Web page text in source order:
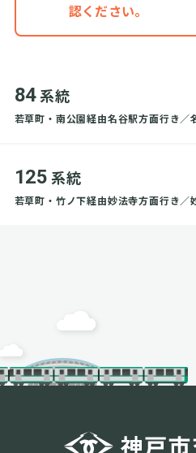
認ください。
84 系統
若草町・南公園経由名谷駅方面行き／
125 系統
若草町・竹ノ下経由妙法寺方面行き／